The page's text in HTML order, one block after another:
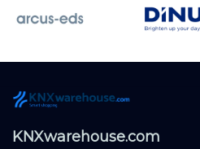
KNXwarehouse.com